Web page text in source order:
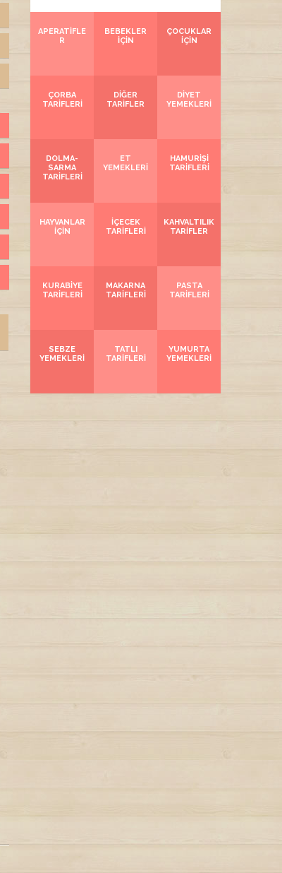
APERATIFLE
R
BEBEKLER
İÇIN
ÇOCUKLAR
İÇIN
ÇORBA
TARIFLERI
DIĞER
TARIFLER
DIYET
YEMEKLERI
DOLMA-
SARMA
TARIFLERI
ET
YEMEKLERI
HAMURIŞI
TARIFLERI
HAYVANLAR
İÇIN
İÇECEK
TARIFLERI
KAHVALTILIK
TARIFLER
KURABIYE
TARIFLERI
MAKARNA
TARIFLERI
PASTA
TARIFLERI
SEBZE
YEMEKLERI
TATLI
TARIFLERI
YUMURTA
YEMEKLERI